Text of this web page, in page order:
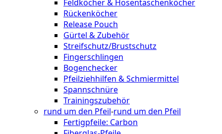
Feldköcher & Hosentaschenköcher
Rückenköcher
Release Pouch
Gürtel & Zubehör
Streifschutz/Brustschutz
Fingerschlingen
Bogenchecker
Pfeilziehhilfen & Schmiermittel
Spannschnüre
Trainingszubehör
rund um den Pfeil-rund um den Pfeil
Fertigpfeile: Carbon